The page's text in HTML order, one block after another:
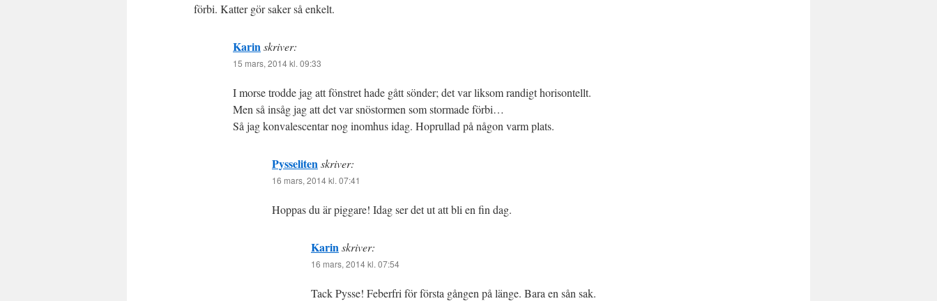
förbi. Katter gör saker så enkelt.
Karinskriver:
15 mars, 2014 kl. 09:33
I morse trodde jag att fönstret hade gått sönder; det var liksom randigt horisontellt.
Men så insåg jag att det var snöstormen som stormade förbi…
Så jag konvalescentar nog inomhus idag. Hoprullad på någon varm plats.
Pysselitenskriver:
16 mars, 2014 kl. 07:41
Hoppas du är piggare! Idag ser det ut att bli en fin dag.
Karinskriver:
16 mars, 2014 kl. 07:54
Tack Pysse! Feberfri för första gången på länge. Bara en sån sak.